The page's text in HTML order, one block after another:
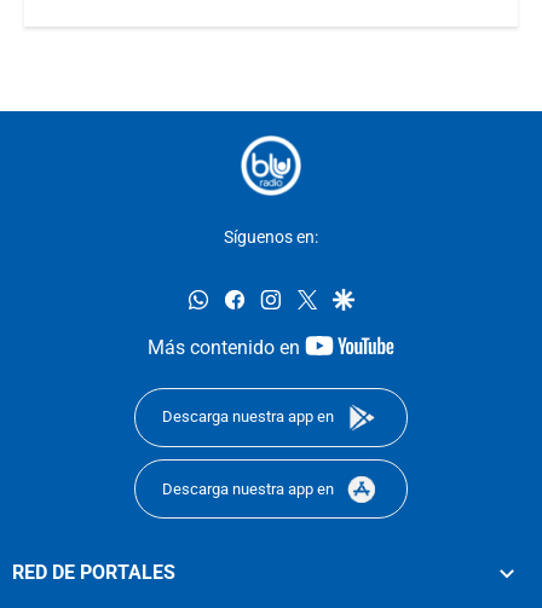
Síguenos en:
whatsappfacebookinstagram
twittergoogle
Más contenido en
youtube-
Descarga nuestra app en
Descarga nuestra app en
RED DE PORTALES